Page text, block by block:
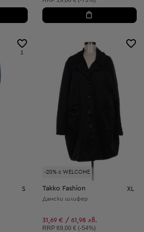
1
S
-20% с WELCOME
Takko Fashion XL
Дамски шлифер
31,69 € / 61,98 лв.
Препоръчителна цена:
RRP 69,00 € (-54%)